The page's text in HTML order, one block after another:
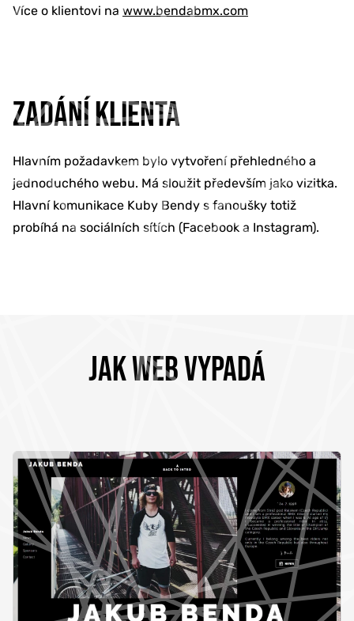
Více o klientovi na www.bendabmx.com
ZADÁNÍ KLIENTA
Hlavním požadavkem bylo vytvoření přehledného a
jednoduchého webu. Má sloužit především jako vizitka.
Hlavní komunikace Kuby Bendy s fanoušky totiž
probíhá na sociálních sítích (Facebook a Instagram).
JAK WEB VYPADÁ